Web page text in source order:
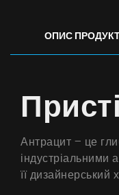
ОПИС
Антрацит – це
індустріальними
її дизайнерський